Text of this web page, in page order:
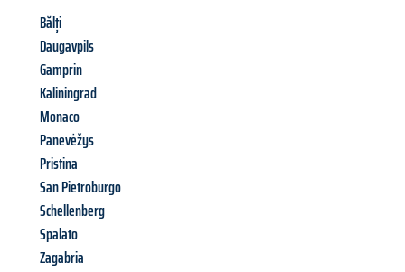
Bălți
Daugavpils
Gamprin
Kaliningrad
Monaco
Panevėžys
Pristina
San Pietroburgo
Schellenberg
Spalato
Zagabria